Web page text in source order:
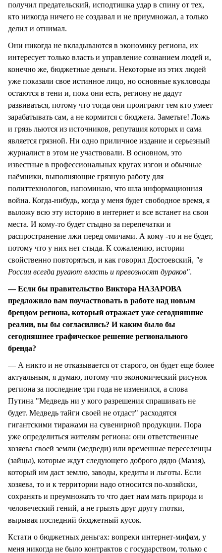
получил предательский, исподтишка удар в спину от тех,
кто никогда ничего не создавал и не приумножал, а только
делил и отнимал.
Они никогда не вкладываются в экономику региона, их
интересует только власть и управление сознанием людей и,
конечно же, бюджетные деньги. Некоторые из этих людей
уже показали свое истинное лицо, но основные кукловоды
остаются в тени и, пока они есть, региону не дадут
развиваться, потому что тогда они проиграют тем кто умеет
зарабатывать сам, а не кормится с бюджета. Заметьте! Ложь
и грязь льются из источников, репутация которых и сама
является грязной. Ни одно приличное издание и серьезный
журналист в этом не участвовали. В основном, это
известные в профессиональных кругах изгои и обычные
наёмники, выполняющие грязную работу для
политтехнологов, напоминаю, что шла информационная
война. Когда-нибудь, когда у меня будет свободное время, я
выложу всю эту историю в интернет и все встанет на свои
места. И кому-то будет стыдно за перепечатки и
распространение лжи перед омичами. А кому -то и не будет,
потому что у них нет стыда. К сожалению, истории
свойственно повторяться, и как говорил Достоевский, "в
России всегда ругают власть и превозносят дураков".
— Если бы правительство Виктора НАЗАРОВА
предложило вам поучаствовать в работе над новым
брендом региона, который отражает уже сегодняшние
реалии, вы бы согласились? И каким было бы
сегодняшнее графическое решение регионального
бренда?
— А никто и не отказывается от старого, он будет еще более
актуальным, я думаю, потому что экономический рисунок
региона за последние три года не изменился, а слова
Путина "Медведь ни у кого разрешения спрашивать не
будет. Медведь тайги своей не отдаст" расходятся
гигантскими тиражами на сувенирной продукции. Пора
уже определиться жителям региона: они ответственные
хозяева своей земли (медведи) или временные переселенцы
(зайцы), которые ждут следующего доброго дядю (Мазая),
который им даст землю, заводы, кредиты и льготы. Если
хозяева, то и к территории надо относится по-хозяйски,
сохранять и преумножать то что дает нам мать природа и
человеческий гений, а не грызть друг другу глотки,
вырывая последний бюджетный кусок.
Кстати о бюджетных деньгах: вопреки интернет-мифам, у
меня никогда не было контрактов с государством, только с